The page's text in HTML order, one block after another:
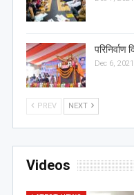
Dec 6, 2021
PREV NEXT
Videos